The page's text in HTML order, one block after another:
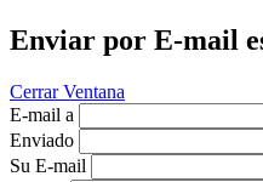
Enviar por E-mail
Cerrar Ventana
E-mail a
Enviado
Su E-mail